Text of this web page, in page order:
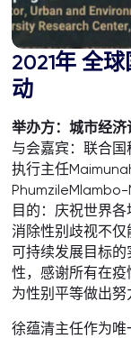
2021年 全
动
举办方：城市经济
与会嘉宾：联合
执行主任
目的：庆祝世界
消除性别歧视不
可持续发展目标
性，感谢所有在
为性别平等做出努
徐蕴清主任作为唯